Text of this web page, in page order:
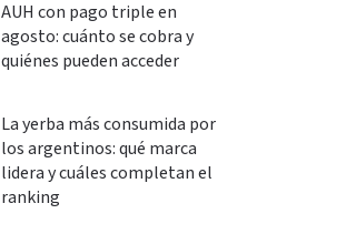
AUH con pago triple en
agosto: cuánto se cobra y
quiénes pueden acceder
La yerba más consumida por
los argentinos: qué marca
lidera y cuáles completan el
ranking